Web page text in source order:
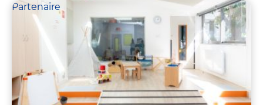
Partenaire